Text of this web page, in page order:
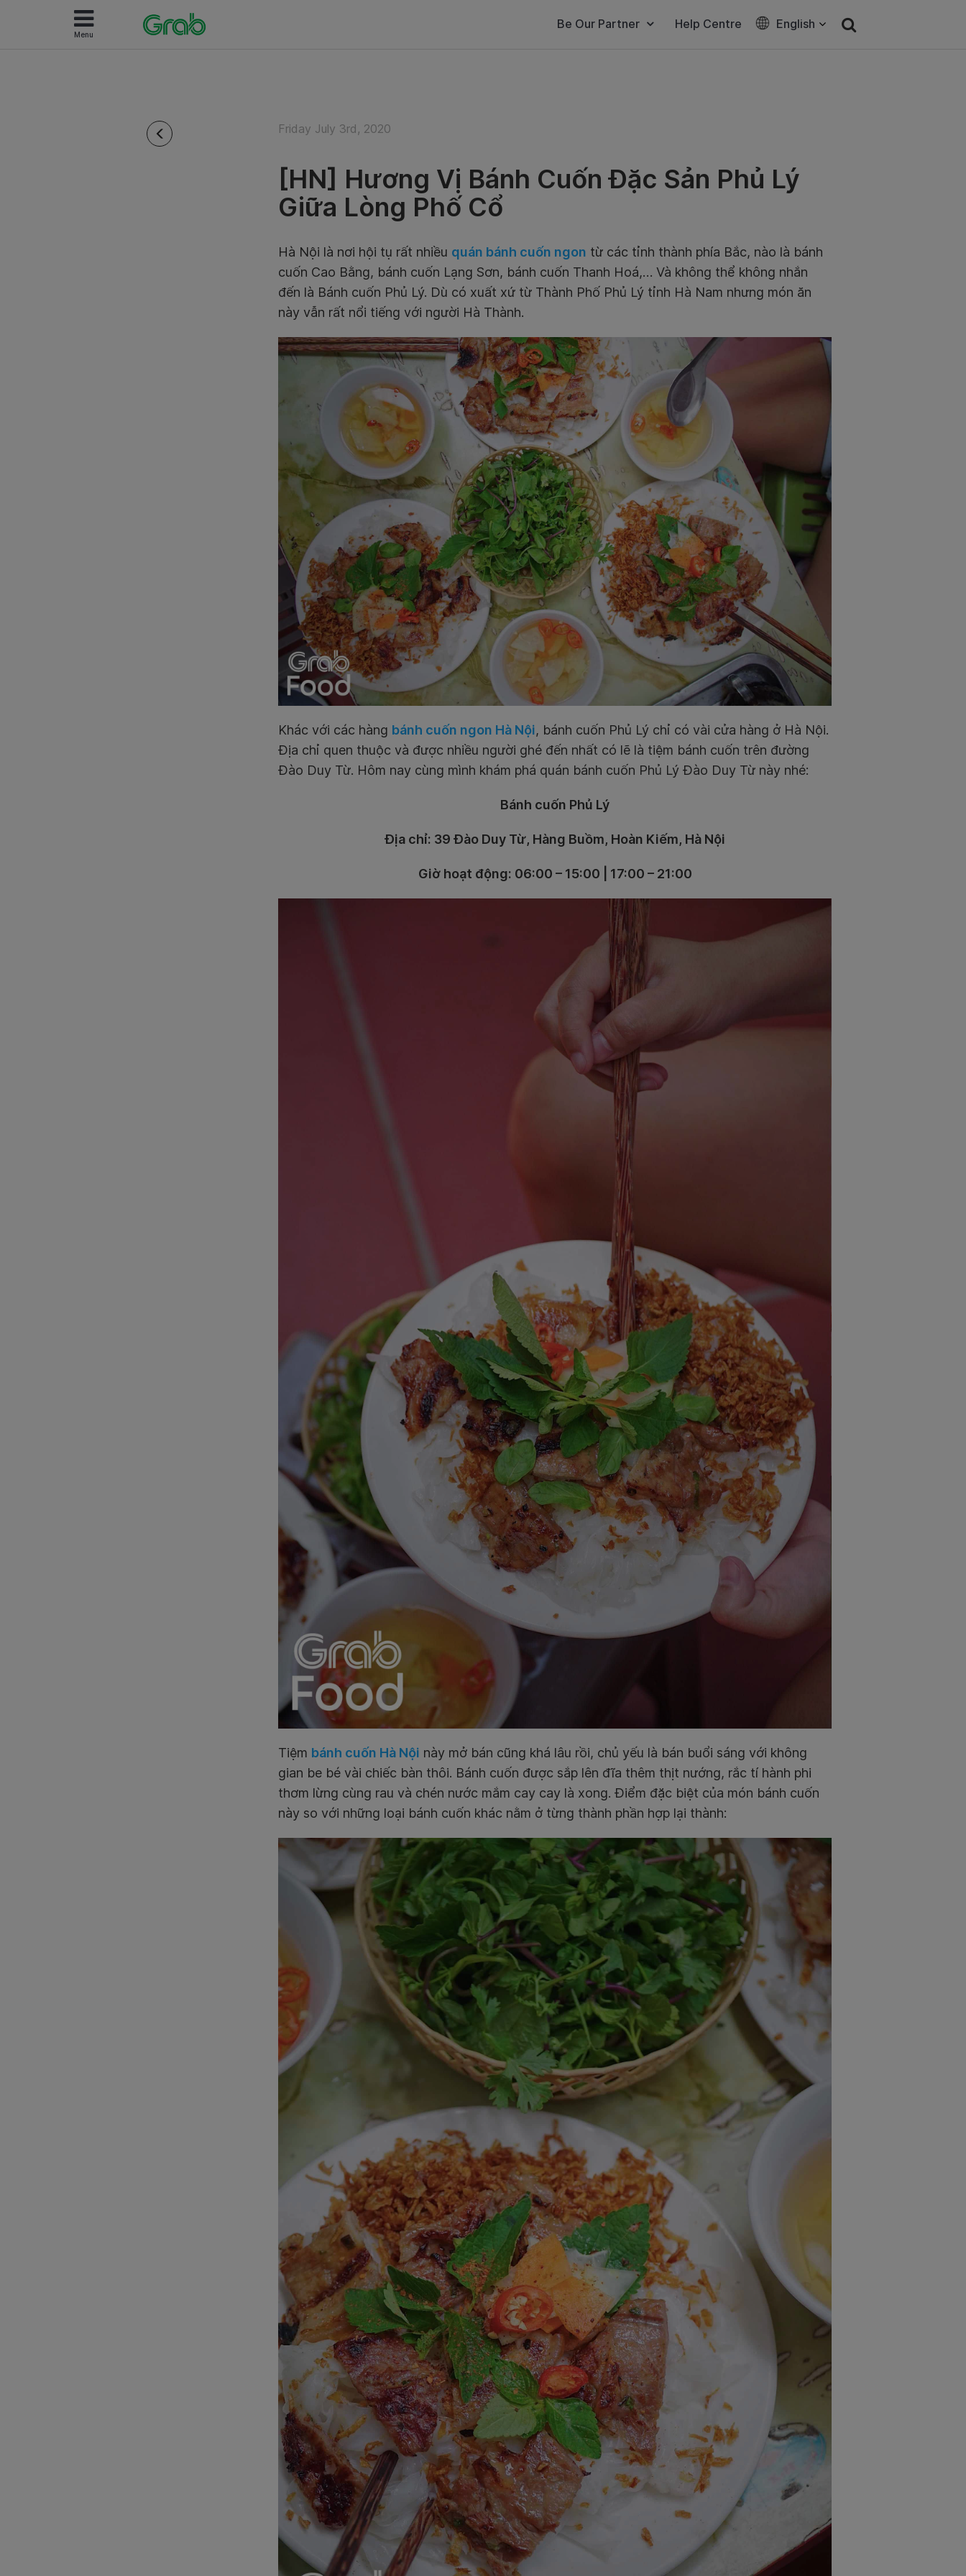
Menu
Be Our Partner Help Centre English
Friday July 3rd, 2020
[HN] Hương Vị Bánh Cuốn Đặc Sản Phủ Lý
Giữa Lòng Phố Cổ
Hà Nội là nơi hội tụ rất nhiều quán bánh cuốn ngon từ các tỉnh thành phía Bắc, nào là bánh
cuốn Cao Bằng, bánh cuốn Lạng Sơn, bánh cuốn Thanh Hoá,… Và không thể không nhắn
đến là Bánh cuốn Phủ Lý. Dù có xuất xứ từ Thành Phố Phủ Lý tỉnh Hà Nam nhưng món ăn
này vẫn rất nổi tiếng với người Hà Thành.
Khác với các hàng bánh cuốn ngon Hà Nội, bánh cuốn Phủ Lý chỉ có vài cửa hàng ở Hà Nội.
Địa chỉ quen thuộc và được nhiều người ghé đến nhất có lẽ là tiệm bánh cuốn trên đường
Đào Duy Từ. Hôm nay cùng mình khám phá quán bánh cuốn Phủ Lý Đào Duy Từ này nhé:
Bánh cuốn Phủ Lý
Địa chỉ: 39 Đào Duy Từ, Hàng Buồm, Hoàn Kiếm, Hà Nội
Giờ hoạt động: 06:00 – 15:00 | 17:00 – 21:00
Tiệm bánh cuốn Hà Nội này mở bán cũng khá lâu rồi, chủ yếu là bán buổi sáng với không
gian be bé vài chiếc bàn thôi. Bánh cuốn được sắp lên đĩa thêm thịt nướng, rắc tí hành phi
thơm lừng cùng rau và chén nước mắm cay cay là xong. Điểm đặc biệt của món bánh cuốn
này so với những loại bánh cuốn khác nằm ở từng thành phần hợp lại thành: